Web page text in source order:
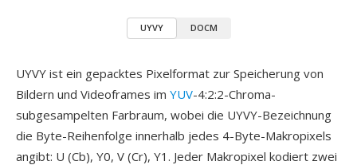
UYVY DOCM
UYVY ist ein gepacktes Pixelformat zur Speicherung von
Bildern und Videoframes im YUV-4:2:2-Chroma-
subgesampelten Farbraum, wobei die UYVY-Bezeichnung
die Byte-Reihenfolge innerhalb jedes 4-Byte-Makropixels
angibt: U (Cb), Y0, V (Cr), Y1. Jeder Makropixel kodiert zwei